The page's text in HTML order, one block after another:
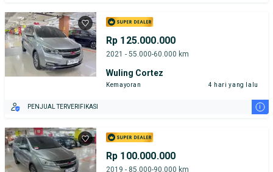
Rp 125.000.000
2021 - 55.000-60.000 km
Wuling Cortez
Kemayoran 4 hari yang lalu
PENJUAL TERVERIFIKASI i
Rp 100.000.000
2019 - 85.000-90.000 km